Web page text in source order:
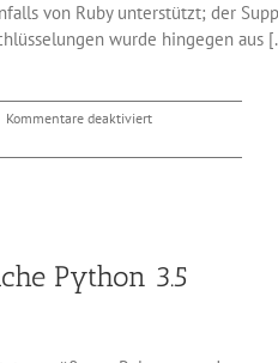
von Ruby unterstützt; der
wurde hingegen aus
Kommentare deaktiviertfür
2.4
Python 3.5